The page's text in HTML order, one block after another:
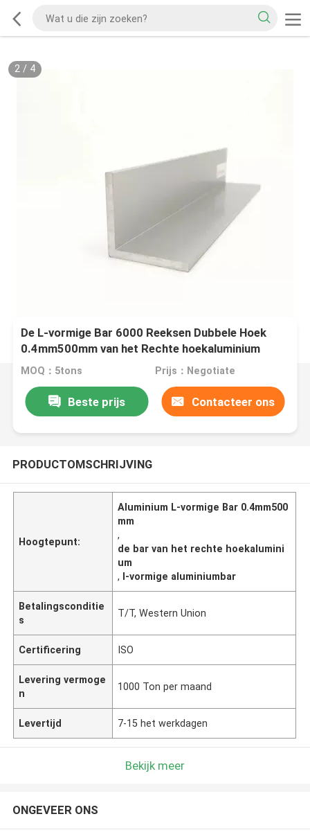
2/ 4
De L-vormige Bar 6000 Reeksen Dubbele Hoek
0.4mm500mm van het Rechte hoekaluminium
MOQ：5tons Prijs：Negotiate
Beste prijs Contacteer ons
PRODUCTOMSCHRIJVING
Hoogtepunt:
Aluminium L-vormige Bar 0.4mm500
mm
,
de bar van het rechte hoekalumini
um
, l-vormige aluminiumbar
Betalingsconditie
s
T/T, Western Union
Certificering ISO
Levering vermoge
n
1000 Ton per maand
Levertijd 7-15 het werkdagen
Bekijk meer
ONGEVEER ONS